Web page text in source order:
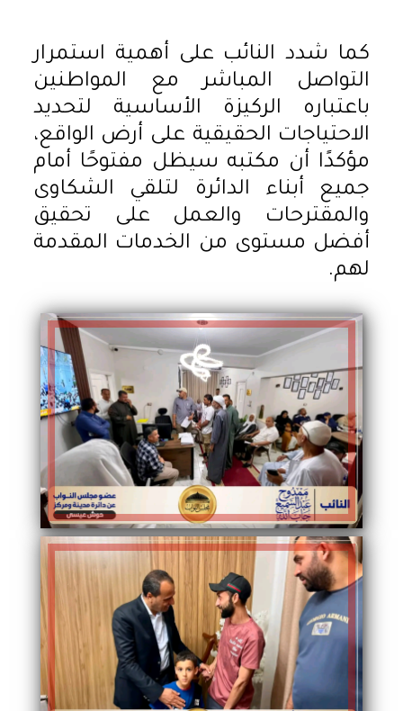
كما شدد النائب على أهمية استمرار
التواصل المباشر مع المواطنين
باعتباره الركيزة الأساسية لتحديد
الاحتياجات الحقيقية على أرض الواقع،
مؤكدًا أن مكتبه سيظل مفتوحًا أمام
جميع أبناء الدائرة لتلقي الشكاوى
والمقترحات والعمل على تحقيق
أفضل مستوى من الخدمات المقدمة
لهم.